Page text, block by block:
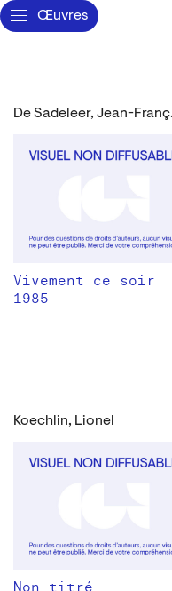
Œuvres
Vivement ce soir
1985
Koechlin, Lionel